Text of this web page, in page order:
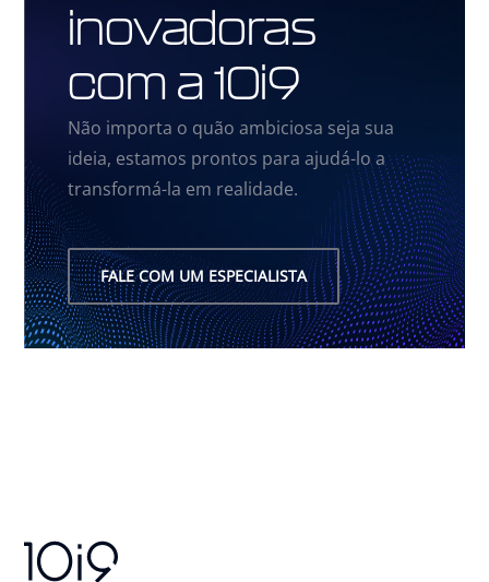
inovadoras
com a 10i9
Não importa o quão ambiciosa seja sua
ideia, estamos prontos para ajudá-lo a
transformá-la em realidade.
FALE COM UM ESPECIALISTA